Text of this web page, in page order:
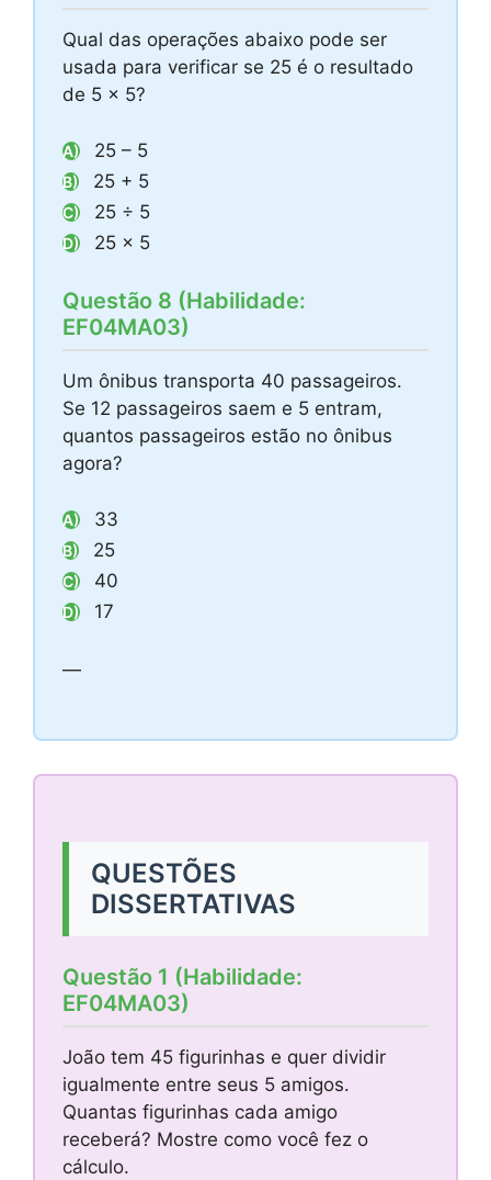
Qual das operações abaixo pode ser
usada para verificar se 25 é o resultado
de 5 x 5?
A) 25 – 5
B) 25 + 5
C) 25 ÷ 5
D) 25 x 5
Questão 8 (Habilidade:
EF04MA03)
Um ônibus transporta 40 passageiros.
Se 12 passageiros saem e 5 entram,
quantos passageiros estão no ônibus
agora?
A) 33
B) 25
C) 40
D) 17
—
QUESTÕES
DISSERTATIVAS
Questão 1 (Habilidade:
EF04MA03)
João tem 45 figurinhas e quer dividir
igualmente entre seus 5 amigos.
Quantas figurinhas cada amigo
receberá? Mostre como você fez o
cálculo.